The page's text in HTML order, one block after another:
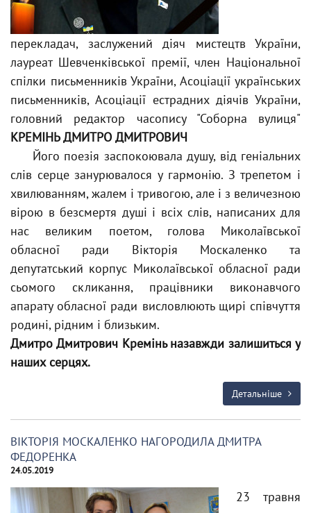
перекладач, заслужений діяч мистецтв України,
лауреат Шевченківської премії, член Національної
спілки письменників України, Асоціації українських
письменників, Асоціації естрадних діячів України,
головний редактор часопису "Соборна вулиця"
КРЕМІНЬ ДМИТРО ДМИТРОВИЧ
Його поезія заспокоювала душу, від геніальних
слів серце занурювалося у гармонію. З трепетом і
хвилюванням, жалем і тривогою, але і з величезною
вірою в безсмертя душі і всіх слів, написаних для
нас великим поетом, голова Миколаївської
обласної ради Вікторія Москаленко та
депутатський корпус Миколаївської обласної ради
сьомого скликання, працівники виконавчого
апарату обласної ради висловлюють щирі співчуття
родині, рідним і близьким.
Дмитро Дмитрович Кремінь назавжди залишиться у
наших серцях.
Детальніше
ВІКТОРІЯ МОСКАЛЕНКО НАГОРОДИЛА ДМИТРА
ФЕДОРЕНКА
24.05.2019
23 травня